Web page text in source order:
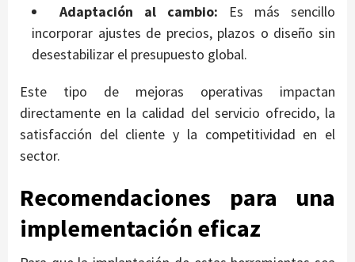
Adaptación al cambio: Es más sencillo
incorporar ajustes de precios, plazos o diseño sin
desestabilizar el presupuesto global.
Este tipo de mejoras operativas impactan
directamente en la calidad del servicio ofrecido, la
satisfacción del cliente y la competitividad en el
sector.
Recomendaciones para una
implementación eficaz